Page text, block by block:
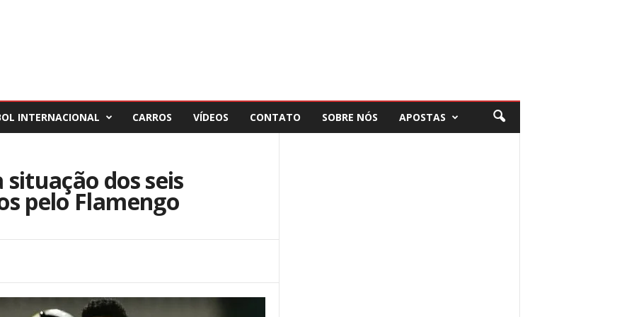
INTERNACIONAL CARROS VÍDEOS CONTATO SOBRE NÓS APOSTAS
dos seis
pelo Flamengo